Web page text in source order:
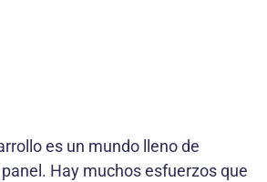
es un mundo lleno de
Hay muchos esfuerzos que